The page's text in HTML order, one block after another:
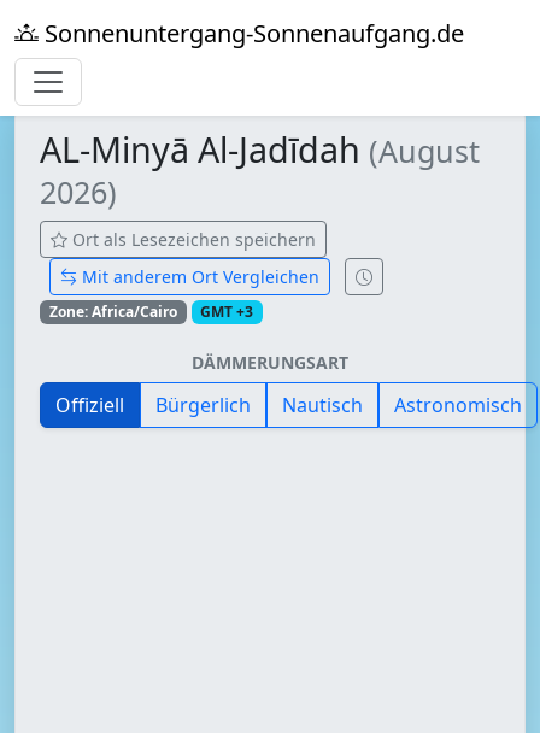
Sonnenuntergang-Sonnenaufgang.de
AL-Minyā Al-Jadīdah (August
2026)
Ort als Lesezeichen speichern
Mit anderem Ort Vergleichen
Zone: Africa/Cairo GMT +3
DÄMMERUNGSART
Offiziell Bürgerlich Nautisch Astronomisch